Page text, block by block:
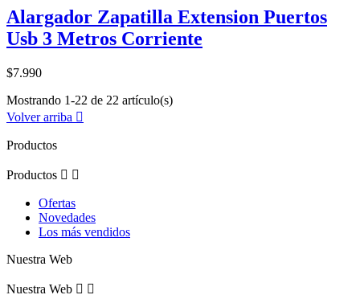
Alargador Zapatilla Extension Puertos
Usb 3 Metros Corriente
$7.990
Mostrando 1-22 de 22 artículo(s)
Volver arriba 
Productos
Productos  
Ofertas
Novedades
Los más vendidos
Nuestra Web
Nuestra Web  